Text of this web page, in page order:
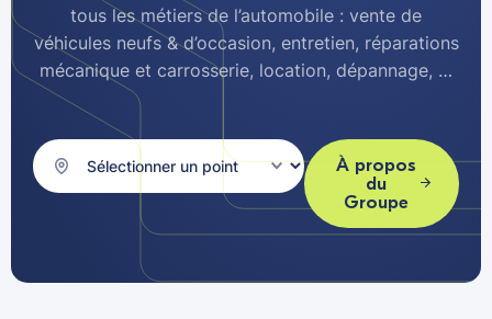
tous les métiers de l’automobile : vente de
véhicules neufs & d’occasion, entretien, réparations
mécanique et carrosserie, location, dépannage, …
À propos
du
Groupe